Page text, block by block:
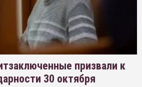
призвали к
30 октября